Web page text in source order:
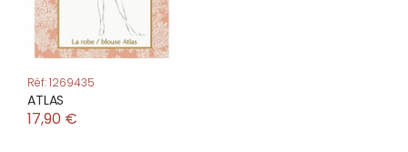
Réf: 1269435
ATLAS
17,90 €